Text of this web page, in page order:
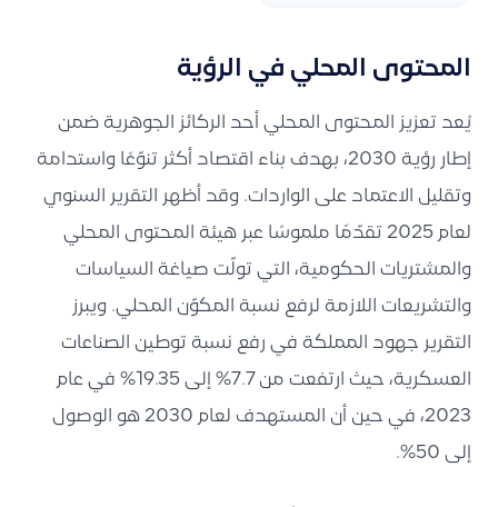
المحتوى المحلي في الرؤية
يُعد تعزيز المحتوى المحلي أحد الركائز الجوهرية ضمن
إطار رؤية 2030، بهدف بناء اقتصاد أكثر تنوّعًا واستدامة
وتقليل الاعتماد على الواردات. وقد أظهر التقرير السنوي
لعام 2025 تقدّمًا ملموسًا عبر هيئة المحتوى المحلي
والمشتريات الحكومية، التي تولّت صياغة السياسات
والتشريعات اللازمة لرفع نسبة المكوّن المحلي. ويبرز
التقرير جهود المملكة في رفع نسبة توطين الصناعات
العسكرية، حيث ارتفعت من 7.7% إلى 19.35% في عام
2023، في حين أن المستهدف لعام 2030 هو الوصول
إلى 50%.